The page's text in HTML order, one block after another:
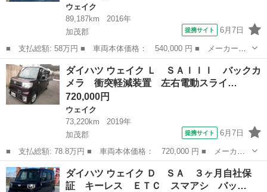
ウェイク
89,187km
2016年
加茂郡
提携サイト 6月7日
■ 支払総額: 58万円 ■ 車両本体価格： 540,000 円 ■ メーカー
名： ダイハツ ■ 車種名： ウェイク ■ グレード名： Ｌ ＳＡ
ＩＩ ＥＴＣ 両側電動スライドドア ナビ クリアランスソナー
衝突被害軽減シス...
岐阜 加茂郡 ウェイク
ダイハツ ウェイク Ｌ ＳＡＩＩＩ バックカ
メラ 衝突軽減装置 左右電動スライ…
720,000円
ウェイク
73,220km
2019年
加茂郡
提携サイト 6月7日
■ 支払総額: 78.8万円 ■ 車両本体価格： 720,000 円 ■ メーカー
名： ダイハツ ■ 車種名： ウェイク ■ グレード名： Ｌ ＳＡ
ＩＩＩ バックカメラ 衝突軽減装置 左右電動スライドドア スマ
ートキー ■...
岐阜 加茂郡 ウェイク
ダイハツ ウェイク Ｄ ＳＡ ３ヶ月自社保
証 キーレス ＥＴＣ スマアシ バッ…